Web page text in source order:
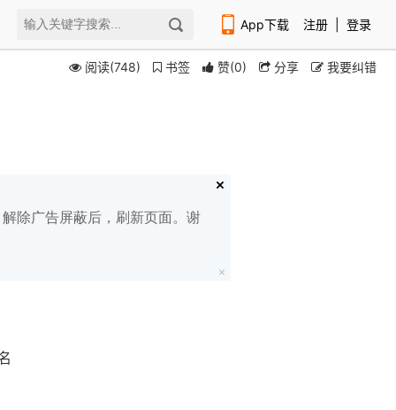
App下载 注册 登录
阅读(748) 书签 赞(0) 分享 我要纠错
除广告屏蔽后，刷新页面。谢